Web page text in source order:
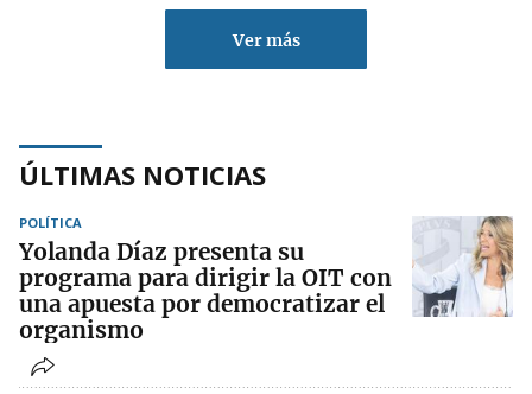
Ver más
ÚLTIMAS NOTICIAS
POLÍTICA
Yolanda Díaz presenta su
programa para dirigir la OIT con
una apuesta por democratizar el
organismo